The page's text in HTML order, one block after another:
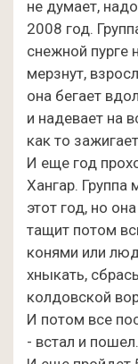
не думает,
2008 год.
снежной пурге
мерзнут,
она бегает
и надевает на
как то
И еще год
Хангар. Группа
этот год, но
тащит потом
конями или
хныкать,
колдовской
И потом все
- встал и